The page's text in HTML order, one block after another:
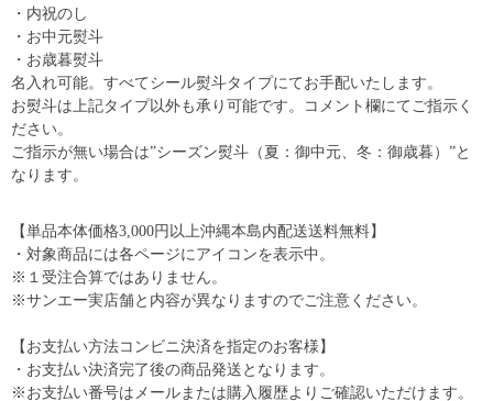
・内祝のし
・お中元熨斗
・お歳暮熨斗
名入れ可能。すべてシール熨斗タイプにてお手配いたします。
お熨斗は上記タイプ以外も承り可能です。コメント欄にてご指示く
ださい。
ご指示が無い場合は”シーズン熨斗（夏：御中元、冬：御歳暮）”と
なります。
【単品本体価格3,000円以上沖縄本島内配送送料無料】
・対象商品には各ページにアイコンを表示中。
※１受注合算ではありません。
※サンエー実店舗と内容が異なりますのでご注意ください。
【お支払い方法コンビニ決済を指定のお客様】
・お支払い決済完了後の商品発送となります。
※お支払い番号はメールまたは購入履歴よりご確認いただけます。